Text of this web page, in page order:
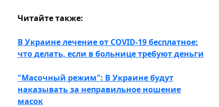
Читайте также:
В Украине лечение от COVID-19 бесплатное:
что делать, если в больнице требуют деньги
"Масочный режим": В Украине будут
наказывать за неправильное ношение
масок